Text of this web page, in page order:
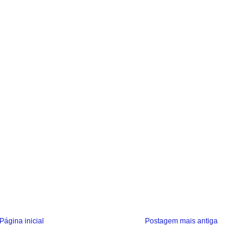
Postagem mais antiga
Página inicial